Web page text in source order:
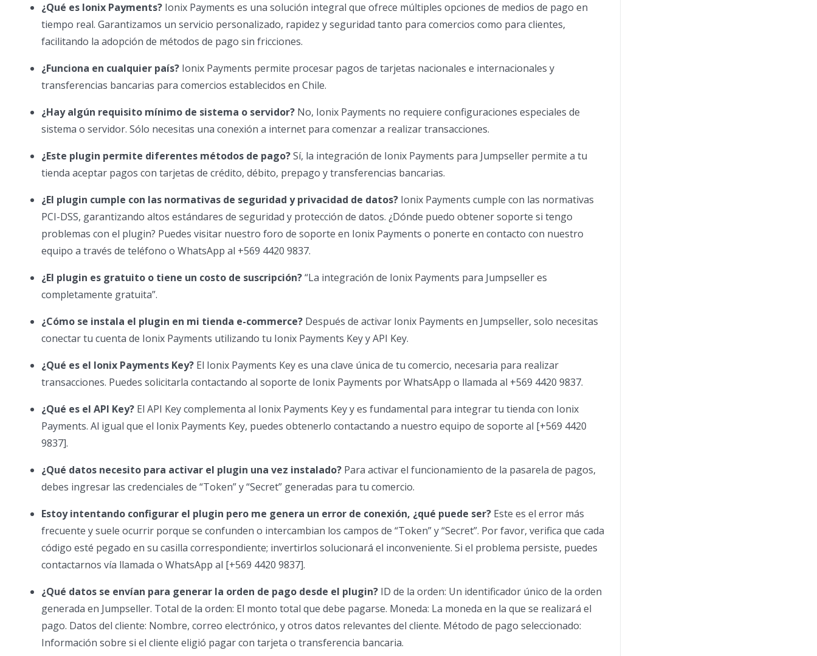
¿Qué es Ionix Payments? Ionix Payments es una solución integral que ofrece múltiples opciones de medios de pago en
tiempo real. Garantizamos un servicio personalizado, rapidez y seguridad tanto para comercios como para clientes,
facilitando la adopción de métodos de pago sin fricciones.
¿Funciona en cualquier país? Ionix Payments permite procesar pagos de tarjetas nacionales e internacionales y
transferencias bancarias para comercios establecidos en Chile.
¿Hay algún requisito mínimo de sistema o servidor? No, Ionix Payments no requiere configuraciones especiales de
sistema o servidor. Sólo necesitas una conexión a internet para comenzar a realizar transacciones.
¿Este plugin permite diferentes métodos de pago?Sí, la integración de Ionix Payments para Jumpseller permite a tu
tienda aceptar pagos con tarjetas de crédito, débito, prepago y transferencias bancarias.
¿El plugin cumple con las normativas de seguridad y privacidad de datos? Ionix Payments cumple con las normativas
PCI-DSS, garantizando altos estándares de seguridad y protección de datos. ¿Dónde puedo obtener soporte si tengo
problemas con el plugin? Puedes visitar nuestro foro de soporte en Ionix Payments o ponerte en contacto con nuestro
equipo a través de teléfono o WhatsApp al +569 4420 9837.
¿El plugin es gratuito o tiene un costo de suscripción?“La integración de Ionix Payments para Jumpseller es
completamente gratuita”.
¿Cómo se instala el plugin en mi tienda e-commerce? Después de activar Ionix Payments en Jumpseller, solo necesitas
conectar tu cuenta de Ionix Payments utilizando tu Ionix Payments Key y API Key.
¿Qué es el Ionix Payments Key? El Ionix Payments Key es una clave única de tu comercio, necesaria para realizar
transacciones. Puedes solicitarla contactando al soporte de Ionix Payments por WhatsApp o llamada al +569 4420 9837.
¿Qué es el API Key? El API Key complementa al Ionix Payments Key y es fundamental para integrar tu tienda con Ionix
Payments. Al igual que el Ionix Payments Key, puedes obtenerlo contactando a nuestro equipo de soporte al [+569 4420
9837].
¿Qué datos necesito para activar el plugin una vez instalado? Para activar el funcionamiento de la pasarela de pagos,
debes ingresar las credenciales de “Token” y “Secret” generadas para tu comercio.
Estoy intentando configurar el plugin pero me genera un error de conexión, ¿qué puede ser? Este es el error más
frecuente y suele ocurrir porque se confunden o intercambian los campos de “Token” y “Secret”. Por favor, verifica que cada
código esté pegado en su casilla correspondiente; invertirlos solucionará el inconveniente. Si el problema persiste, puedes
contactarnos vía llamada o WhatsApp al [+569 4420 9837].
¿Qué datos se envían para generar la orden de pago desde el plugin? ID de la orden: Un identificador único de la orden
generada en Jumpseller. Total de la orden: El monto total que debe pagarse. Moneda: La moneda en la que se realizará el
pago. Datos del cliente: Nombre, correo electrónico, y otros datos relevantes del cliente. Método de pago seleccionado:
Información sobre si el cliente eligió pagar con tarjeta o transferencia bancaria.